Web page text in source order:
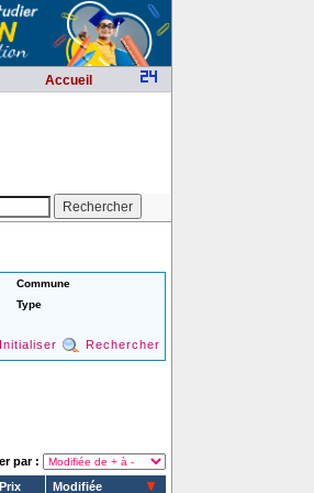
Accueil
Commune
Type
Initialiser Rechercher
par :
Prix Modifiée